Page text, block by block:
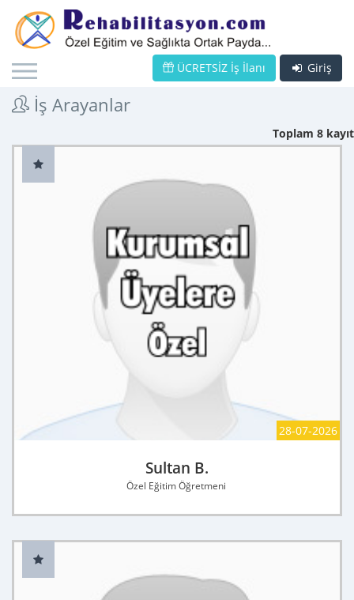
Giriş
ÜCRETSİZ İş İlanı
İş Arayanlar
Toplam 8 kayıt
28-07-2026
Sultan B.
Özel Eğitim Öğretmeni